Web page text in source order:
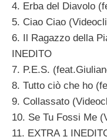
4. Erba del Diavolo
5. Ciao Ciao
6. Il Ragazzo della
INEDITO
7. P.E.S.
8. Tutto ciò che ho
9. Collassato
10. Se Tu Fossi Me
11. EXTRA 1